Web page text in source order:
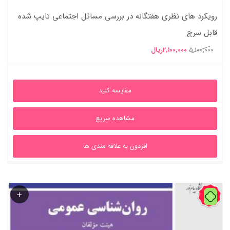
رویکرد های نظری هفتگانه در بررسی مسائل اجتماعی تایپ شده
قابل سرچ
5,100,000 قیمت
5,100,000ریال
2,100,000ریال
2,100,000ریال
مقایسه کنید
مشاهده سریع
افزدون به علاقه مندی ها
59%